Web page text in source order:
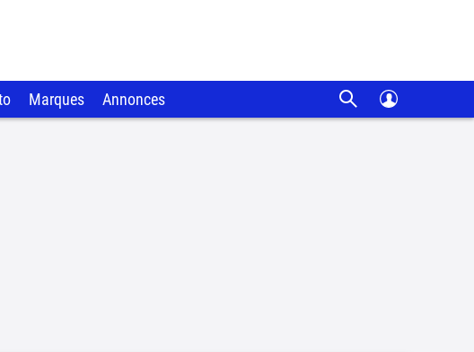
Marques Annonces